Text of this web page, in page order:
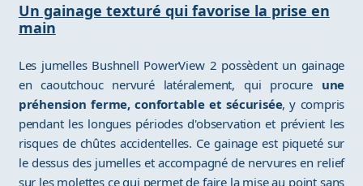
Un gainage texturé qui favorise la prise en
main
Les jumelles Bushnell PowerView 2 possèdent un gainage
en caoutchouc nervuré latéralement, qui procure une
préhension ferme, confortable et sécurisée, y compris
pendant les longues périodes d'observation et prévient les
risques de chûtes accidentelles. Ce gainage est piqueté sur
le dessus des jumelles et accompagné de nervures en relief
sur les molettes ce qui permet de faire la mise au point sans